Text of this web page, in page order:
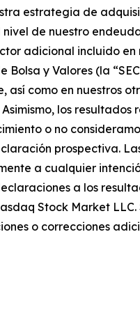
estrategia de
de nuestro
adicional incluido
y Valores (la
como en nuestros
los
o no
prospectiva.
a cualquier
a los
Stock Market
o correcciones